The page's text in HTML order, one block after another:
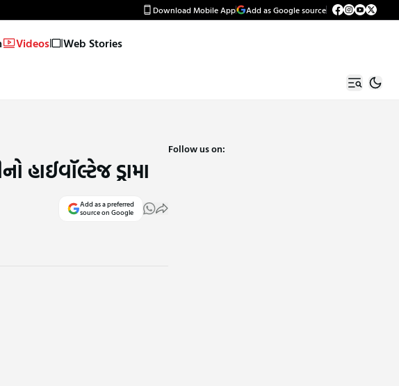
Download Mobile App Add as Google source
Videos Web Stories
હાઈવૉલ્ટેજ ડ્રામા
Add as a preferred
source on Google
Follow us on: